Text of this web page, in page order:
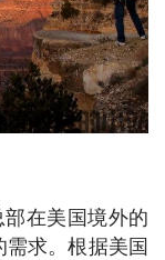
在美国境外的
求。根据美国